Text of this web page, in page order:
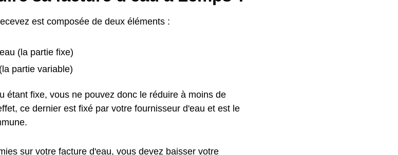
est composée de deux éléments :
(la partie fixe)
partie variable)
étant fixe, vous ne pouvez donc le réduire à moins de
ce dernier est fixé par votre fournisseur d'eau et est le
sur votre facture d'eau, vous devez baisser votre